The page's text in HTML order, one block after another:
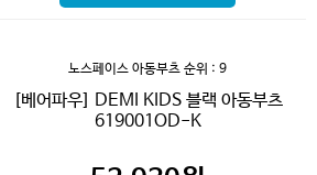
노스페이스 아동부츠 순위 : 9
[베어파우] DEMI KIDS 블랙 아동부츠
619001OD-K